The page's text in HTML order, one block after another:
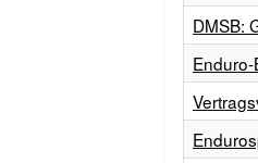
DMSB: